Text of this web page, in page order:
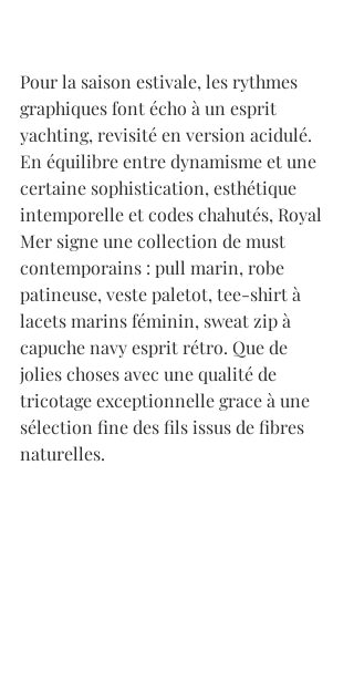
Pour la saison estivale, les rythmes
graphiques font écho à un esprit
yachting, revisité en version acidulé.
En équilibre entre dynamisme et une
certaine sophistication, esthétique
intemporelle et codes chahutés, Royal
Mer signe une collection de must
contemporains : pull marin, robe
patineuse, veste paletot, tee-shirt à
lacets marins féminin, sweat zip à
capuche navy esprit rétro. Que de
jolies choses avec une qualité de
tricotage exceptionnelle grace à une
sélection fine des fils issus de fibres
naturelles.